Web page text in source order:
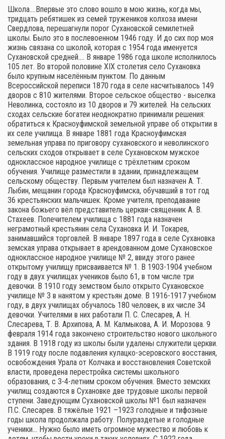
Школа.…Впервые это слово вошло в мою жизнь, когда мы,
тридцать ребятишек из семей тружеников колхоза имени
Свердлова, перешагнули порог Сухановской семилетней
школы. Было это в послевоенном 1946 году. И до сих пор моя
жизнь связана со школой, которая с 1954 года именуется
Сухановской средней.… В январе 1986 года школе исполнилось
105 лет. Во второй половине XIX столетия село Сухановка
было крупным населённым пунктом. По данным
Всероссийской переписи 1870 года в селе насчитывалось 149
дворов с 810 жителями. Второе сельское общество - выселка
Неволинка, состояло из 10 дворов и 79 жителей. На сельских
сходах сельские богатеи неоднократно принимали решения:
обратиться к Красноуфимской земельной управе об открытии в
их селе училища. В январе 1881 года Красноуфимская
земельная управа по приговору сухановского и неволинского
сельских сходов открывает в селе Сухановском мужское
одноклассное народное училище с трёхлетним сроком
обучения. Училище разместили в здании, принадлежащем
сельскому обществу. Первым учителем был назначен А. Т.
Лыбин, мещанин города Красноуфимска, обучавший в тот год
36 крестьянских мальчишек. Кроме учителя, преподавание
закона божьего вёл представитель церкви-священник А. В.
Стахеев. Попечителем училища с 1881 года назначен
неграмотный крестьянин села Сухановка И. И. Токарев,
занимавшийся торговлей. В январе 1897 года в селе Сухановка
земская управа открывает в арендованном доме Сухановское
одноклассное народное училище № 2, ввиду этого ранее
открытому училищу присваивается № 1. В 1903-1904 учебном
году в двух училищах учеников было 61, в том числе три
девочки. В 1910 году земством было открыто Сухановское
училище № 3 в нанятом у крестьян доме. В 1916-1917 учебном
году, в двух училищах обучалось 180 человек, в их числе 34
девочки. Учителями в них работали П. С. Слесарев, А. Н.
Слесарева, Т. В. Архипова, А. М. Калмыкова, А. И. Морозова. 9
февраля 1914 года закончено строительство нового школьного
здания. В 1918 году из школы были удалены служители церкви.
В 1919 году после подавления кулацко-эсеровского восстания,
освобождения Урала от Колчака и восстановления Советской
власти, проведена перестройка системы школьного
образования, с 3-4-летним сроком обучения. Вместо земских
училищ создаются в Сухановке две трудовые школы первой
ступени. Заведующим Сухановской школы №1 был назначен
П.С. Слесарев. В тяжёлые 1921 –1923 голодные и тифозные
годы школа продолжала работу. Полураздетые и голодные
ученики… Нужно было иметь огромное мужество и любовь к